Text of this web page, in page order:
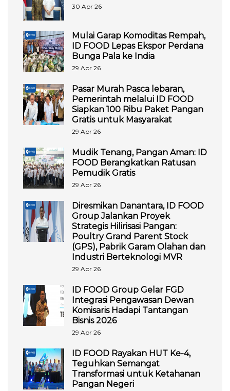
30 Apr 26
Mulai Garap Komoditas Rempah,
ID FOOD Lepas Ekspor Perdana
Bunga Pala ke India
29 Apr 26
Pasar Murah Pasca lebaran,
Pemerintah melalui ID FOOD
Siapkan 100 Ribu Paket Pangan
Gratis untuk Masyarakat
29 Apr 26
Mudik Tenang, Pangan Aman: ID
FOOD Berangkatkan Ratusan
Pemudik Gratis
29 Apr 26
Diresmikan Danantara, ID FOOD
Group Jalankan Proyek
Strategis Hilirisasi Pangan:
Poultry Grand Parent Stock
(GPS), Pabrik Garam Olahan dan
Industri Berteknologi MVR
29 Apr 26
ID FOOD Group Gelar FGD
Integrasi Pengawasan Dewan
Komisaris Hadapi Tantangan
Bisnis 2026
29 Apr 26
ID FOOD Rayakan HUT Ke-4,
Teguhkan Semangat
Transformasi untuk Ketahanan
Pangan Negeri